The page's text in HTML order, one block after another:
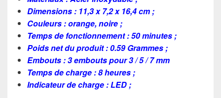
Dimensions : 11,3 x 7,2 x 16,4 cm ;
Couleurs : orange, noire ;
Temps de fonctionnement : 50 minutes ;
Poids net du produit : ‎0.59 Grammes ;
Embouts : 3 embouts pour 3 / 5 / 7 mm
Temps de charge : 8 heures ;
Indicateur de charge : LED ;